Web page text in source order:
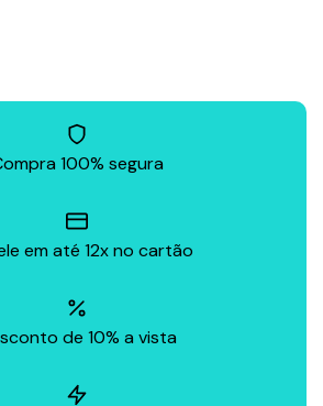
100% segura
em até 12x no cartão
de 10% a vista